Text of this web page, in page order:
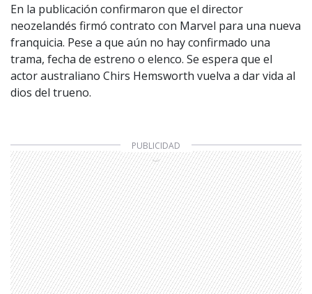
En la publicación confirmaron que el director
neozelandés firmó contrato con Marvel para una nueva
franquicia. Pese a que aún no hay confirmado una
trama, fecha de estreno o elenco. Se espera que el
actor australiano Chirs Hemsworth vuelva a dar vida al
dios del trueno.